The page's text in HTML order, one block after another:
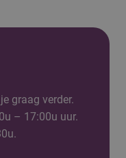
graag verder.
– 17:00u uur.